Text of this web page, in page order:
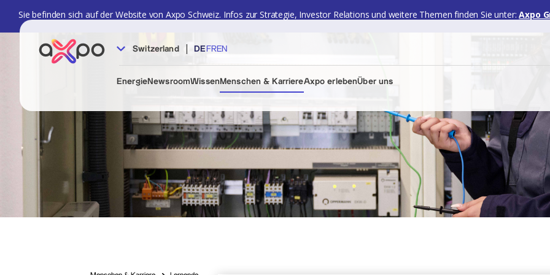
Sie befinden sich auf der Website von Axpo Schweiz. Infos zur Strategie, Investor Relations und weitere Themen finden Sie unter: Axpo
Switzerland | DE FREN
EnergieNewsroomWissenMenschen & KarriereAxpo erlebenÜber uns